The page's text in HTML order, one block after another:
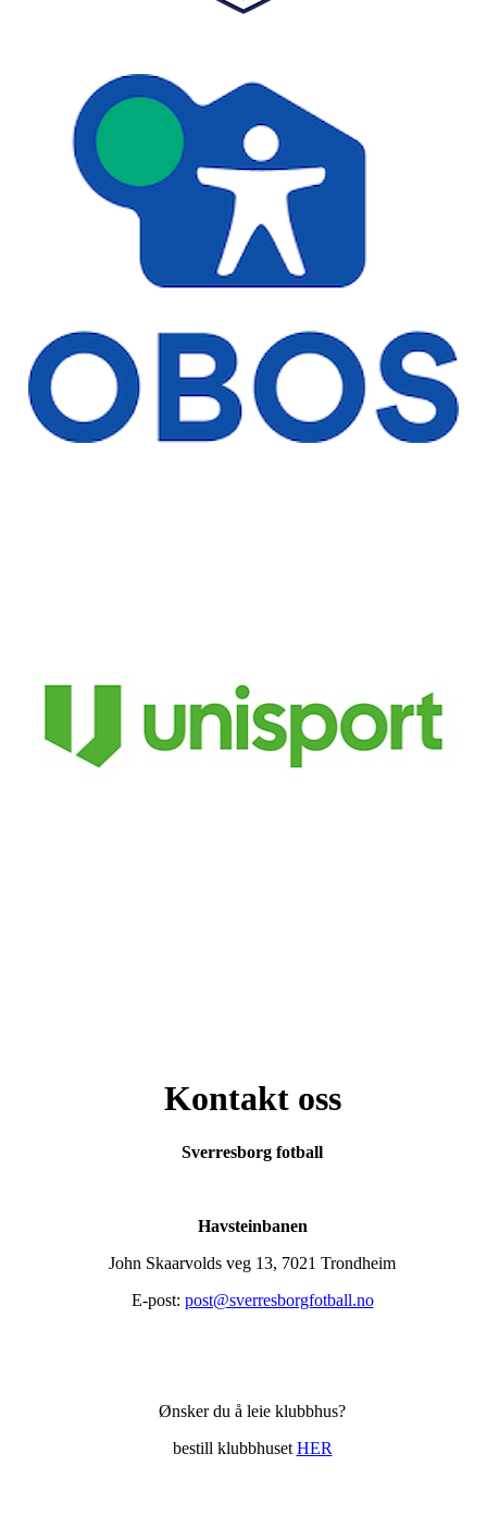
Kontakt oss
Sverresborg fotball
Havsteinbanen
John Skaarvolds veg 13, 7021 Trondheim
E-post: post@sverresborgfotball.no
Ønsker du å leie klubbhus?
bestill klubbhuset HER